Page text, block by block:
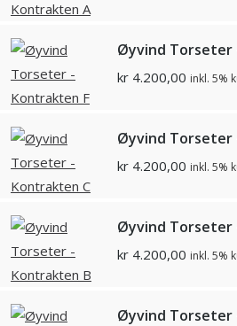
Øyvind Torseter
kr 4.200,00 inkl. 5%
Øyvind Torseter
kr 4.200,00 inkl. 5%
Øyvind Torseter
kr 4.200,00 inkl. 5%
Øyvind Torseter